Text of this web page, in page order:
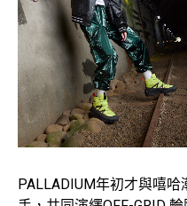
PALLADIUM年初才與嘻